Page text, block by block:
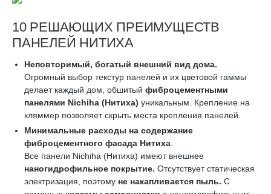
10 РЕШАЮЩИХ ПРЕИМУЩЕСТВ
ПАНЕЛЕЙ НИТИХА
Неповторимый, богатый внешний вид дома.
Огромный выбор текстур панелей и их цветовой гаммы
делает каждый дом, обшитый фиброцементными
панелями Nichiha (Нитиха) уникальным. Крепление на
кляммер позволяет скрыть места крепления панелей.
Минимальные расходы на содержание
фиброцементного фасада Нитиха
Все панели Nichiha (Нитиха) имеют внешнее
наногидрофильное покрытие. Отсутствует статическая
электризация, поэтому не накапливается пыль. С